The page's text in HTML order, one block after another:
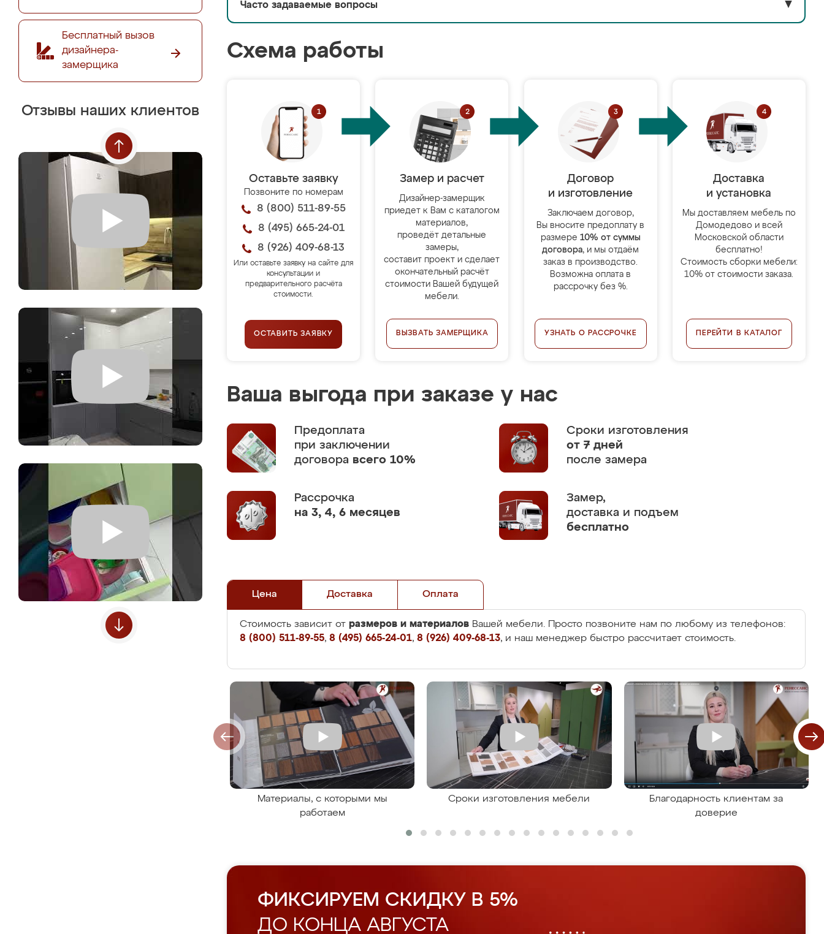
Бесплатный вызов
дизайнера-
замерщика
Отзывы наших клиентов
Часто задаваемые вопросы ▼
Схема работы
Оставьте заявку
Позвоните по номерам
8 (800) 511-89-55
8 (495) 665-24-01
8 (926) 409-68-13
Или оставьте заявку на сайте для
консультации и
предварительного расчёта
стоимости.
ОСТАВИТЬ ЗАЯВКУ
Замер и расчет
Дизайнер-замерщик
приедет к Вам с каталогом
материалов,
проведёт детальные
замеры,
составит проект и сделает
окончательный расчёт
стоимости Вашей будущей
мебели.
ВЫЗВАТЬ ЗАМЕРЩИКА
Договор
и изготовление
Заключаем договор,
Вы вносите предоплату в
размере 10% от суммы
договора, и мы отдаём
заказ в производство.
Возможна оплата в
рассрочку без %.
УЗНАТЬ О РАССРОЧКЕ
Доставка
и установка
Мы доставляем мебель по
Домодедово и всей
Московской области
бесплатно!
Стоимость сборки мебели:
10% от стоимости заказа.
ПЕРЕЙТИ В КАТАЛОГ
Ваша выгода при заказе у нас
Предоплата
при заключении
договора всего 10%
Сроки изготовления
от 7 дней
после замера
Рассрочка
на 3, 4, 6 месяцев
Замер,
доставка и подъем
бесплатно
Цена Доставка Оплата
Стоимость зависит от размеров и материалов Вашей мебели. Просто позвоните нам по любому из телефонов:
8 (800) 511-89-55, 8 (495) 665-24-01, 8 (926) 409-68-13, и наш менеджер быстро рассчитает стоимость.
Материалы, с которыми мы
работаем
Сроки изготовления мебели
Благодарность клиентам за
доверие
ФИКСИРУЕМ СКИДКУ В 5%
ДО КОНЦА АВГУСТА